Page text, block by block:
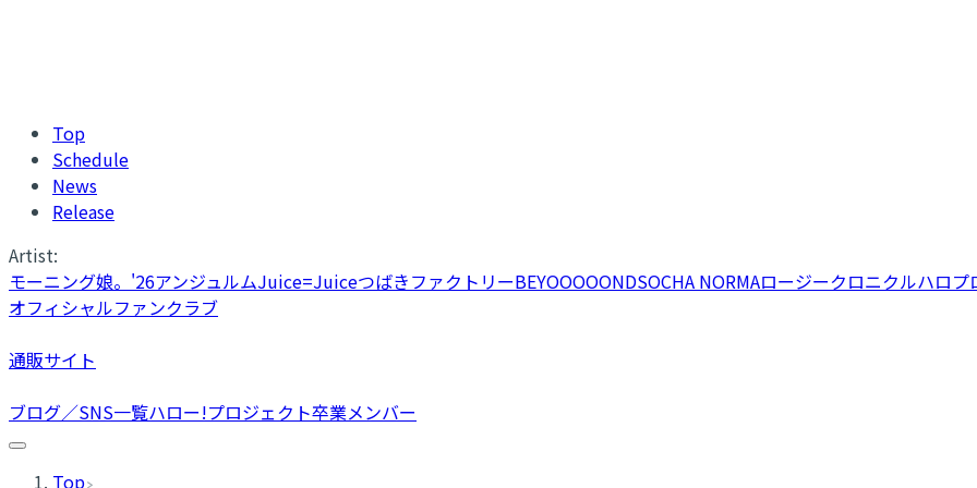
Top
Schedule
News
Release
Artist:
モーニング娘。'26アンジュルムJuice=JuiceつばきファクトリーBEYOOOOONDSOCHA NORMAロージークロニクルハロプ
オフィシャルファンクラブ
通販サイト
ブログ／SNS一覧ハロー!プロジェクト卒業メンバー
Top